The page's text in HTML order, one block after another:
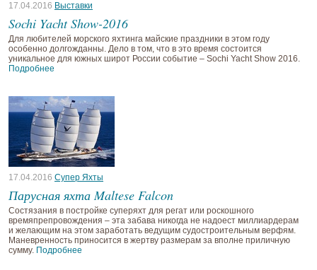
17.04.2016 Выставки
Sochi Yacht Show-2016
Для любителей морского яхтинга майские праздники в этом году
особенно долгожданны. Дело в том, что в это время состоится
уникальное для южных широт России событие – Sochi Yacht Show 2016.
Подробнее
17.04.2016 Супер Яхты
Парусная яхта Maltese Falcon
Состязания в постройке суперяхт для регат или роскошного
времяпрепровождения – эта забава никогда не надоест миллиардерам
и желающим на этом заработать ведущим судостроительным верфям.
Маневренность приносится в жертву размерам за вполне приличную
сумму. Подробнее